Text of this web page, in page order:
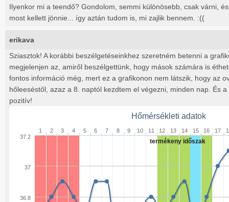
Ilyenkor mi a teendő? Gondolom, semmi különösebb, csak várni,
most kellett jönnie... így aztán tudom is, mi zajlik bennem. :((
erikava
Sziasztok! A korábbi beszélgetéseinkhez szeretném betenni a
megjelenjen az, amiről beszélgettünk, hogy mások számára is
fontos információ még, mert ez a grafikonon nem látszik, hogy az
hőleeséstől, azaz a 8. naptól kezdtem el végezni, minden nap. És
pozitív!
Hőmérsékleti adatok
termékeny időszak
1 2 3 4 5 6 7 8 9 10 11 12 13 14 15 16 17
36.8
37
37.2